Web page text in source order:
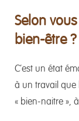
Selon
bien-être ?
C’est un état
à un travail que
« bien-naitre »,